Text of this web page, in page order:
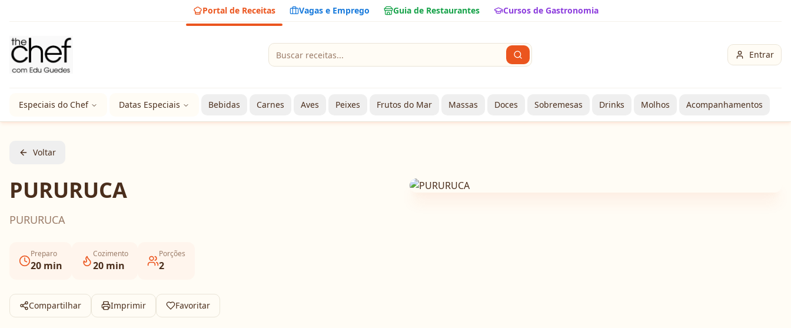
Portal de Receitas Vagas e Emprego Guia de Restaurantes Cursos de Gastronomia
Entrar
Especiais do Chef Datas Especiais Bebidas Carnes Aves Peixes Frutos do Mar Massas Doces Sobremesas Drinks Molhos Acompanhamentos
Voltar
PURURUCA
PURURUCA
Preparo
20 min
Cozimento
20 min
Porções
2
Compartilhar Imprimir Favoritar